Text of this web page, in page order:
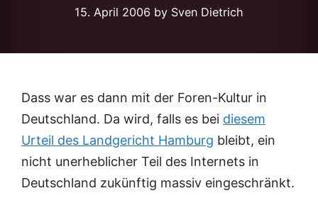
15. April 2006 by Sven Dietrich
Dass war es dann mit der Foren-Kultur in
Deutschland. Da wird, falls es bei diesem
Urteil des Landgericht Hamburg bleibt, ein
nicht unerheblicher Teil des Internets in
Deutschland zukünftig massiv eingeschränkt.